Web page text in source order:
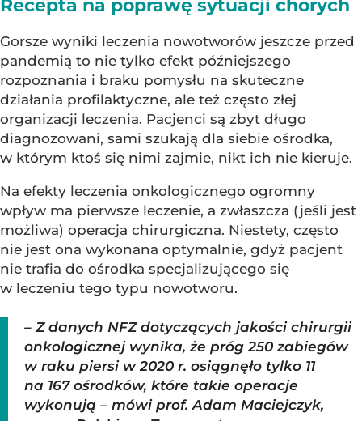
Recepta na poprawę sytuacji chorych
Gorsze wyniki leczenia nowotworów jeszcze przed
pandemią to nie tylko efekt późniejszego
rozpoznania i braku pomysłu na skuteczne
działania profilaktyczne, ale też często złej
organizacji leczenia. Pacjenci są zbyt długo
diagnozowani, sami szukają dla siebie ośrodka,
w którym ktoś się nimi zajmie, nikt ich nie kieruje.
Na efekty leczenia onkologicznego ogromny
wpływ ma pierwsze leczenie, a zwłaszcza (jeśli jest
możliwa) operacja chirurgiczna. Niestety, często
nie jest ona wykonana optymalnie, gdyż pacjent
nie trafia do ośrodka specjalizującego się
w leczeniu tego typu nowotworu.
– Z danych NFZ dotyczących jakości chirurgii
onkologicznej wynika, że próg 250 zabiegów
w raku piersi w 2020 r. osiągnęło tylko 11
na 167 ośrodków, które takie operacje
wykonują – mówi prof. Adam Maciejczyk,